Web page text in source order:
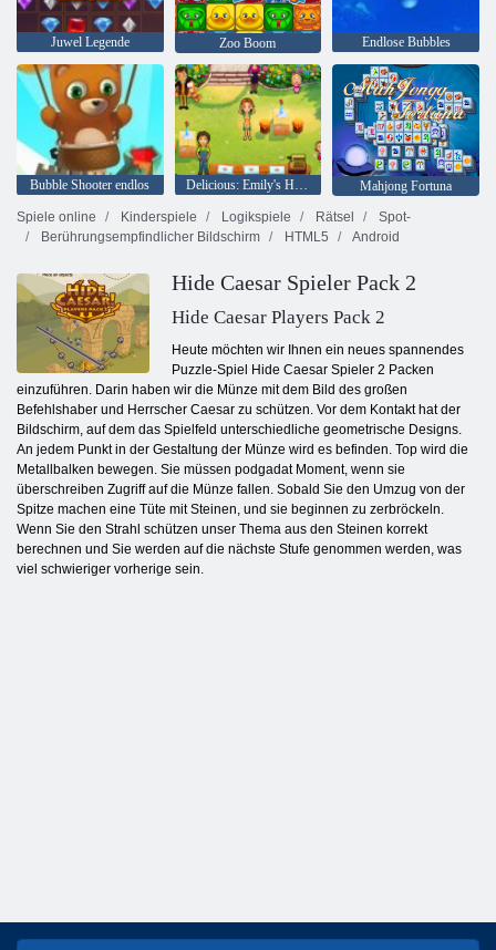
Juwel Legende Zoo Boom Endlose Bubbles
Bubble Shooter endlos Delicious: Emily's Home, Sweet Home
Mahjong Fortuna
Spiele online
Kinderspiele Logikspiele Rätsel
Spot-
Berührungsempfindlicher Bildschirm
HTML5 Android
Hide Caesar Spieler Pack 2
Hide Caesar Players Pack 2
Heute möchten wir Ihnen ein neues spannendes
Puzzle-Spiel Hide Caesar Spieler 2 Packen
einzuführen. Darin haben wir die Münze mit dem Bild des großen
Befehlshaber und Herrscher Caesar zu schützen. Vor dem Kontakt hat der
Bildschirm, auf dem das Spielfeld unterschiedliche geometrische Designs.
An jedem Punkt in der Gestaltung der Münze wird es befinden. Top wird die
Metallbalken bewegen. Sie müssen podgadat Moment, wenn sie
überschreiben Zugriff auf die Münze fallen. Sobald Sie den Umzug von der
Spitze machen eine Tüte mit Steinen, und sie beginnen zu zerbröckeln.
Wenn Sie den Strahl schützen unser Thema aus den Steinen korrekt
berechnen und Sie werden auf die nächste Stufe genommen werden, was
viel schwieriger vorherige sein.